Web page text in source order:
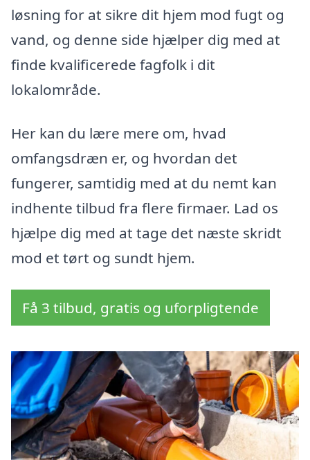
løsning for at sikre dit hjem mod fugt og
vand, og denne side hjælper dig med at
finde kvalificerede fagfolk i dit
lokalområde.
Her kan du lære mere om, hvad
omfangsdræn er, og hvordan det
fungerer, samtidig med at du nemt kan
indhente tilbud fra flere firmaer. Lad os
hjælpe dig med at tage det næste skridt
mod et tørt og sundt hjem.
Få 3 tilbud, gratis og uforpligtende